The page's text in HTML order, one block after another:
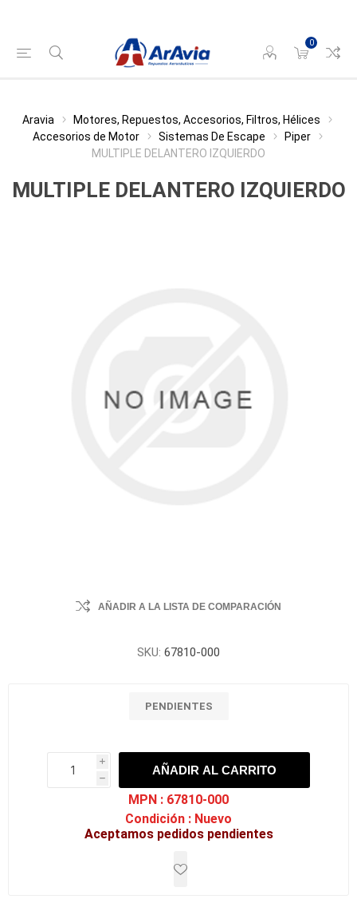
0
Aravia
Motores, Repuestos, Accesorios, Filtros, Hélices
Accesorios de Motor
Sistemas De Escape
Piper
MULTIPLE DELANTERO IZQUIERDO
MULTIPLE DELANTERO IZQUIERDO
AÑADIR A LA LISTA DE COMPARACIÓN
SKU: 67810-000
PENDIENTES
i
h
h
AÑADIR AL CARRITO
MPN : 67810-000
Condición : Nuevo
Aceptamos pedidos pendientes